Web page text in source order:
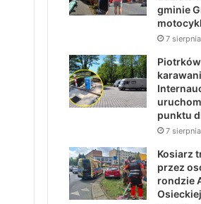
gminie
7
punktu
7
Kosiarz
przez
rondzie
Osieckiej